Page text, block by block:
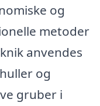
og
metoder
anvendes
og
gruber i